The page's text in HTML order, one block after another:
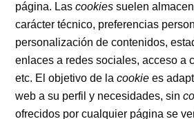
página. Lascookies suelen
carácter técnico, preferencias
personalización de contenidos,
enlaces a redes sociales, acceso a
etc. El objetivo de lacookie es
web a su perfil y necesidades, sin
ofrecidos por cualquier página se